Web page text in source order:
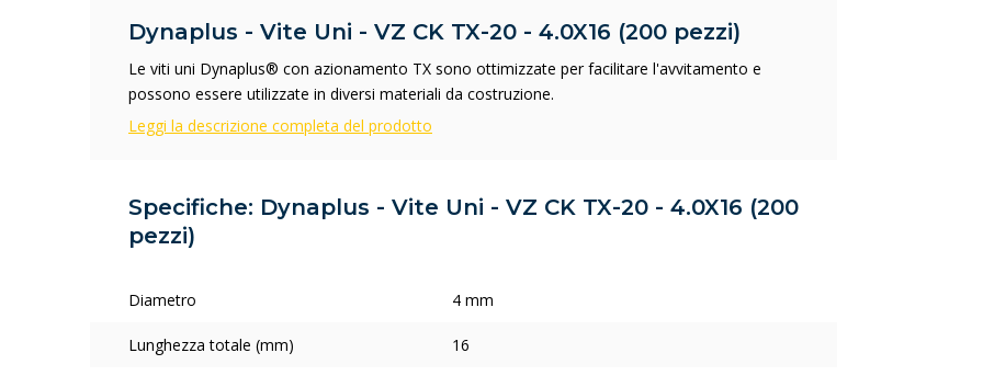
Dynaplus - Vite Uni - VZ CK TX-20 - 4.0X16 (200 pezzi)
Le viti uni Dynaplus® con azionamento TX sono ottimizzate per facilitare l'avvitamento e
possono essere utilizzate in diversi materiali da costruzione.
Leggi la descrizione completa del prodotto
Specifiche: Dynaplus - Vite Uni - VZ CK TX-20 - 4.0X16 (200
pezzi)
Diametro 4 mm
Lunghezza totale (mm) 16